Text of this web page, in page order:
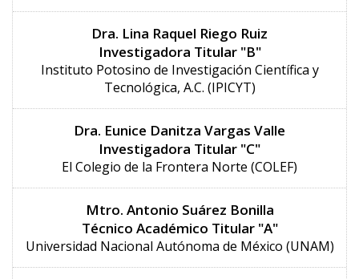
Dra. Lina Raquel Riego Ruiz
Investigadora Titular "B"
Instituto Potosino de Investigación Científica y
Tecnológica, A.C. (IPICYT)
Dra. Eunice Danitza Vargas Valle
Investigadora Titular "C"
El Colegio de la Frontera Norte (COLEF)
Mtro. Antonio Suárez Bonilla
Técnico Académico Titular "A"
Universidad Nacional Autónoma de México (UNAM)